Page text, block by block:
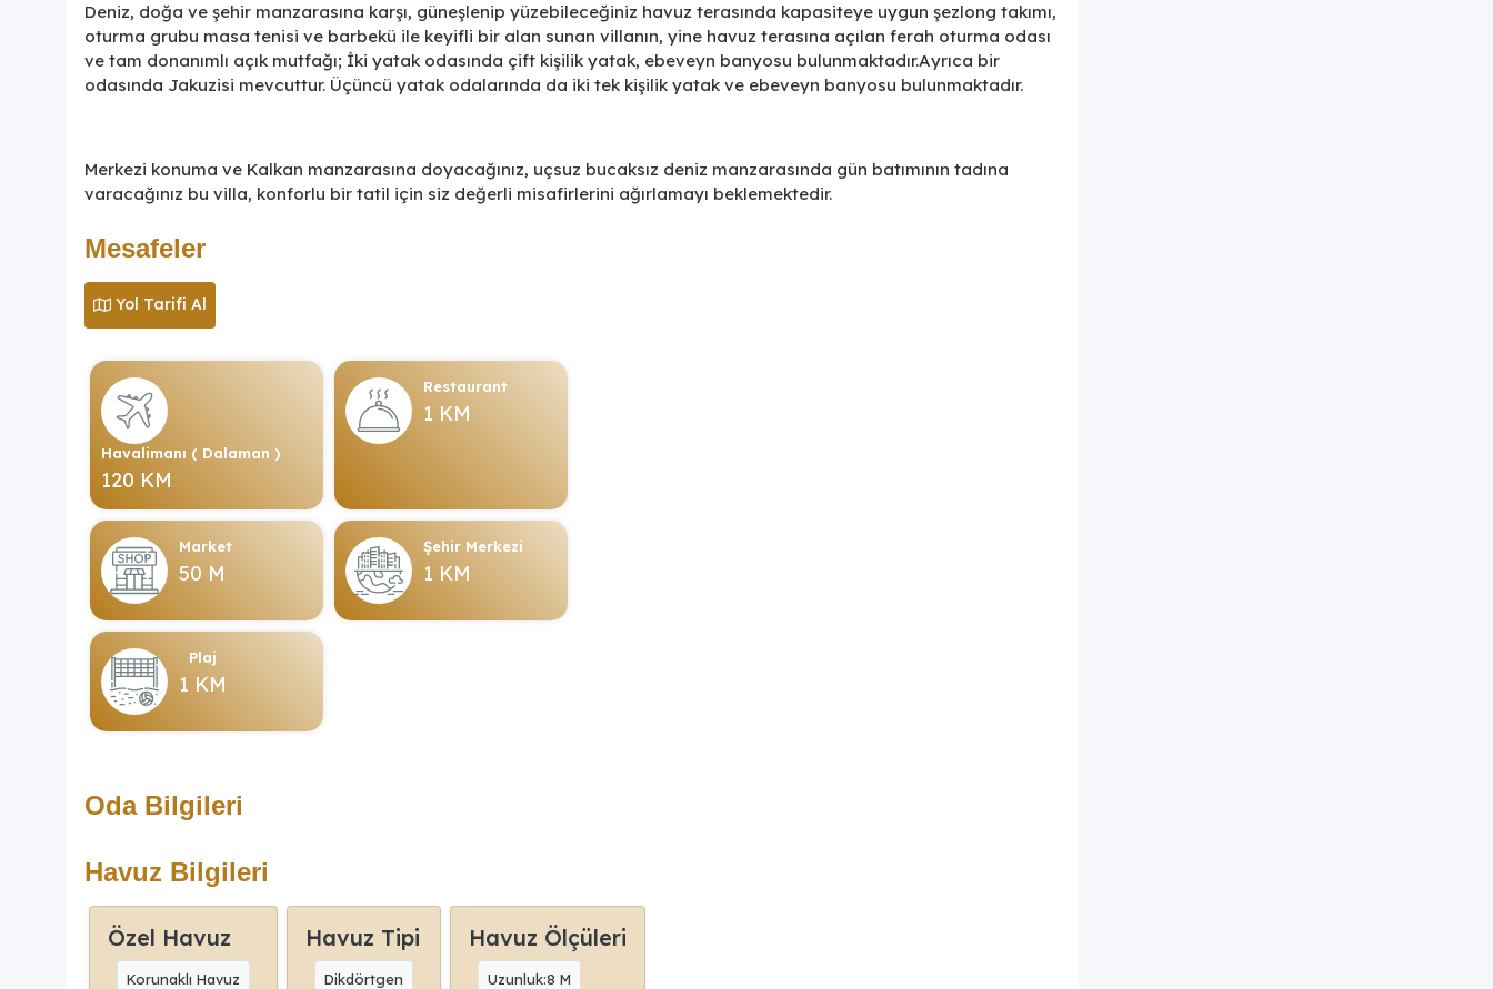
Deniz, doğa ve şehir manzarasına karşı, güneşlenip yüzebileceğiniz havuz terasında kapasiteye uygun şezlong takımı,
oturma grubu masa tenisi ve barbekü ile keyifli bir alan sunan villanın, yine havuz terasına açılan ferah oturma odası
ve tam donanımlı açık mutfağı; İki yatak odasında çift kişilik yatak, ebeveyn banyosu bulunmaktadır.Ayrıca bir
odasında Jakuzisi mevcuttur. Üçüncü yatak odalarında da iki tek kişilik yatak ve ebeveyn banyosu bulunmaktadır.
Merkezi konuma ve Kalkan manzarasına doyacağınız, uçsuz bucaksız deniz manzarasında gün batımının tadına
varacağınız bu villa, konforlu bir tatil için siz değerli misafirlerini ağırlamayı beklemektedir.
Mesafeler
Yol Tarifi Al
Havalimanı ( Dalaman )
120 KM
Restaurant
1 KM
Market
50 M
Şehir Merkezi
1 KM
Plaj
1 KM
Oda Bilgileri
Havuz Bilgileri
Özel Havuz
Korunaklı Havuz
Havuz Tipi
Dikdörtgen
Havuz Ölçüleri
Uzunluk:8 M